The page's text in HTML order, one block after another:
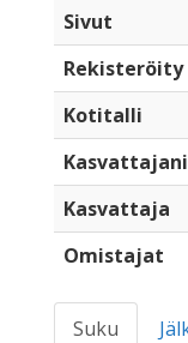
Sivut
Rekisteröity
Kotitalli
Kasvattaja
Omistajat
Suku